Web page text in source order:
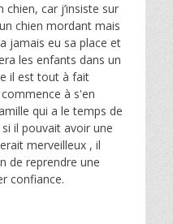
car j’insiste sur
chien mordant mais
jamais eu sa place et
les enfants dans un
il est tout à fait
à s'en
qui a le temps de
il pouvait avoir une
merveilleux , il
de reprendre une
confiance.